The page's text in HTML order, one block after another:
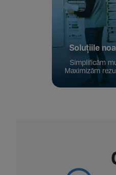
Solu­țiile
Simpli­ficăm
Maxi­mizăm